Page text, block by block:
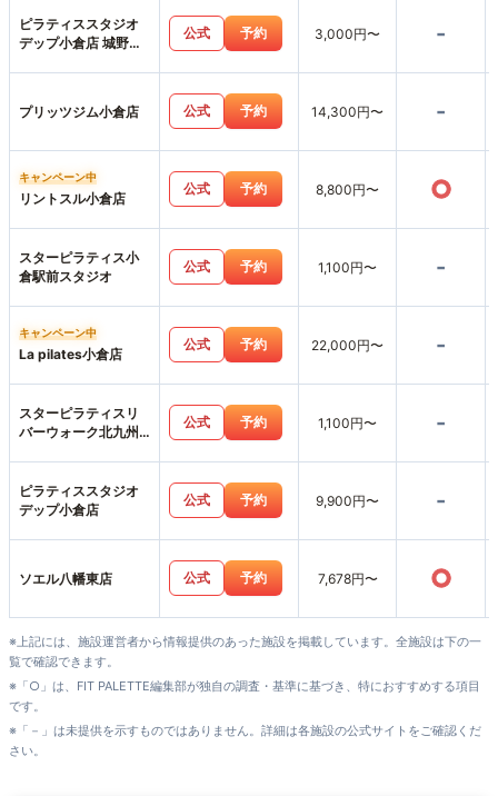
ピラティススタジオ
デップ小倉店 城野ス
公式 予約 3,000円〜 -
プリッツジム小倉店 公式 予約 14,300円〜 -
キャンペーン中
リントスル小倉店
公式 予約 8,800円〜 ○
スターピラティス小
倉駅前スタジオ
公式 予約 1,100円〜 -
キャンペーン中
La pilates小倉店
公式 予約 22,000円〜 -
スターピラティスリ
バーウォーク北九州
公式 予約 1,100円〜 -
ピラティススタジオ
デップ小倉店
公式 予約 9,900円〜 -
ソエル八幡東店 公式 予約 7,678円〜 ○
※上記には、施設運営者から情報提供のあった施設を掲載しています。全施設は下の一
覧で確認できます。
※「○」は、FIT PALETTE編集部が独自の調査・基準に基づき、特におすすめする項目
です。
※「－」は未提供を示すものではありません。詳細は各施設の公式サイトをご確認くだ
さい。